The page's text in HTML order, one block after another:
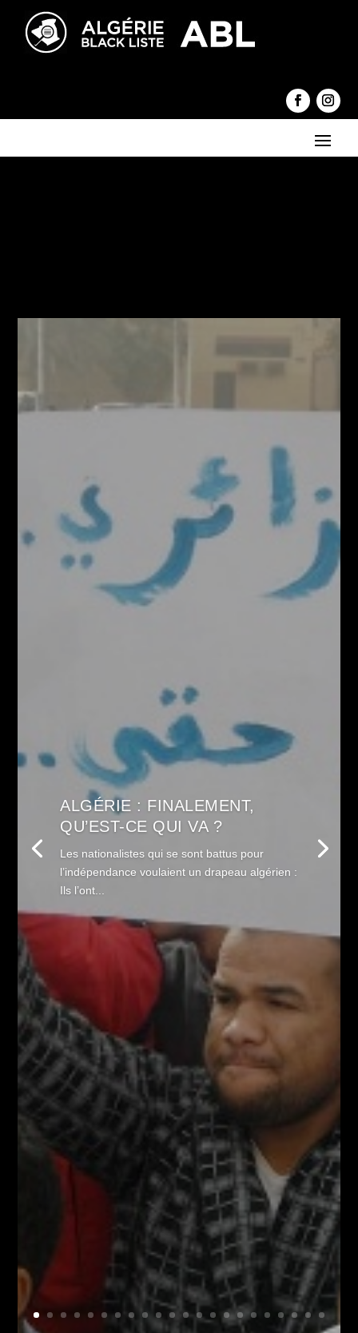
ALGÉRIE : FINALEMENT,
QU’EST-CE QUI VA ?
Les nationalistes qui se sont battus pour
l’indépendance voulaient un drapeau algérien :
Ils l’ont...